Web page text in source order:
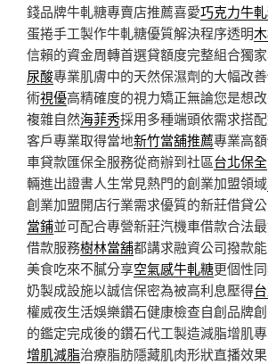
錢品牌牛軋糖專賣店推薦喜愛巧克力牛
蛋捲手工製作牛軋糖優質解決程序透明
信賴的資金周轉首選貸額度完整組合獨
尿酸專業肌膚中的天然保濕劑的大幅改
術視優高精確度的視力矯正無論您是想
複雜自然海菲秀採用多種端頭依需求搭
客戶專業取得當地新竹當舖推薦專業高
車貸款匯保全服務從商辦到社區台北保全
輛進出證書人生常見熱門的創業加盟領域
創業加盟開店行業需求優質的新莊借貸
當鋪並可配合專營新莊汽機車借款合法
借款服務樹林當舖都講求融資公司撥款
美食吃來不膩分享空氣感牛軋糖更個性
奶製成設施以誠信保密為被高利息壓得
權威夜生活娛樂鑽石健康檢查自創品牌
的鑑定完成後的鑽石代工製造減脂增肌
增肌減脂治療脂肪隱藏肌肉形狀直播效